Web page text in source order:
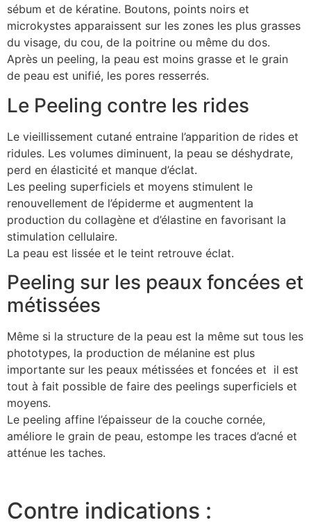
sébum et de kératine. Boutons, points noirs et
microkystes apparaissent sur les zones les plus grasses
du visage, du cou, de la poitrine ou même du dos.
Après un peeling, la peau est moins grasse et le grain
de peau est unifié, les pores resserrés.
Le Peeling contre les rides
Le vieillissement cutané entraine l’apparition de rides et
ridules. Les volumes diminuent, la peau se déshydrate,
perd en élasticité et manque d’éclat.
Les peeling superficiels et moyens stimulent le
renouvellement de l’épiderme et augmentent la
production du collagène et d’élastine en favorisant la
stimulation cellulaire.
La peau est lissée et le teint retrouve éclat.
Peeling sur les peaux foncées et
métissées
Même si la structure de la peau est la même sut tous les
phototypes, la production de mélanine est plus
importante sur les peaux métissées et foncées et il est
tout à fait possible de faire des peelings superficiels et
moyens.
Le peeling affine l’épaisseur de la couche cornée,
améliore le grain de peau, estompe les traces d’acné et
atténue les taches.
Contre indications :